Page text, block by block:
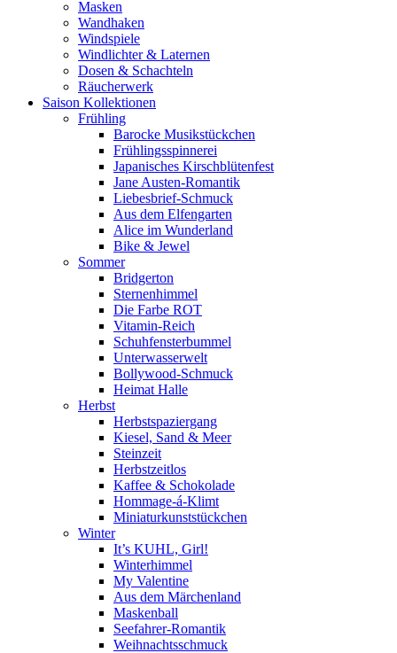
Masken
Wandhaken
Windspiele
Windlichter & Laternen
Dosen & Schachteln
Räucherwerk
Saison Kollektionen
Frühling
Barocke Musikstückchen
Frühlingsspinnerei
Japanisches Kirschblütenfest
Jane Austen-Romantik
Liebesbrief-Schmuck
Aus dem Elfengarten
Alice im Wunderland
Bike & Jewel
Sommer
Bridgerton
Sternenhimmel
Die Farbe ROT
Vitamin-Reich
Schuhfensterbummel
Unterwasserwelt
Bollywood-Schmuck
Heimat Halle
Herbst
Herbstspaziergang
Kiesel, Sand & Meer
Steinzeit
Herbstzeitlos
Kaffee & Schokolade
Hommage-á-Klimt
Miniaturkunststückchen
Winter
It’s KUHL, Girl!
Winterhimmel
My Valentine
Aus dem Märchenland
Maskenball
Seefahrer-Romantik
Weihnachtsschmuck